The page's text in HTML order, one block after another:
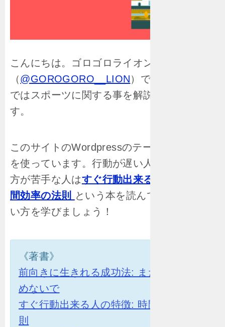
こんにちは。ゴロゴロライオン
（@GOROGORO__LION）です。このblog
ではスポーツに関する事を解説をしていま
す。
このサイトのWordpressのテーマは
を使っています。行動が遅い人や時間の使い
方が苦手な人はすぐ行動出来る人の特徴: 時
間効率の法則
という本を読んで、時間の使
い方を学びましょう！
《著書》
前向きに生きれる成功法: まだ人生を諦
めないで
すぐ行動出来る人の特徴: 時間効率の法
則